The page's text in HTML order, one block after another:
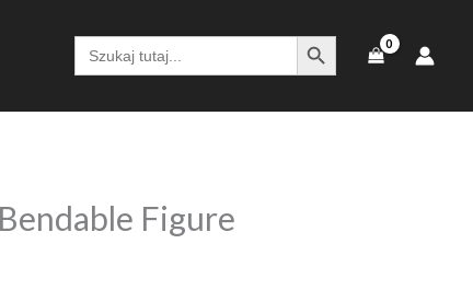
Search
for:
SEARCH BUTTON
Figure